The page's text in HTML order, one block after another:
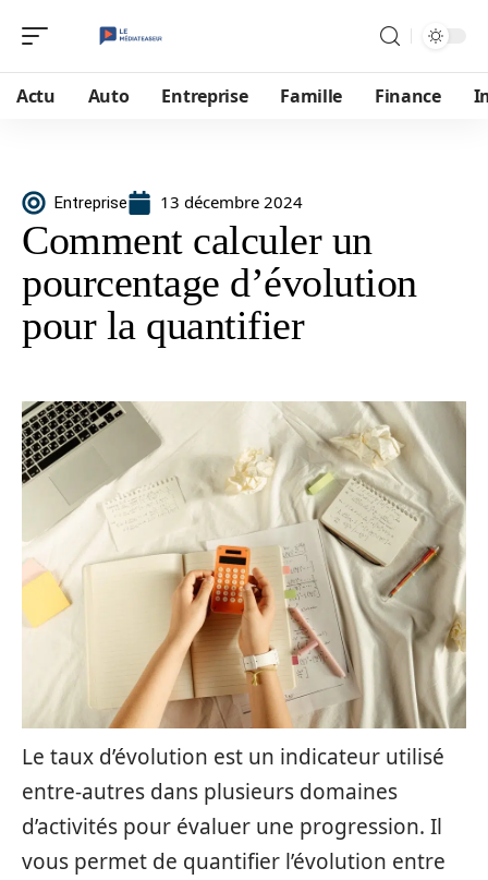
Actu Auto Entreprise Famille Finance
Entreprise 13 décembre 2024
Comment calculer un
pourcentage d’évolution
pour la quantifier
Le taux d’évolution est un indicateur utilisé
entre-autres dans plusieurs domaines
d’activités pour évaluer une progression. Il
vous permet de quantifier l’évolution entre